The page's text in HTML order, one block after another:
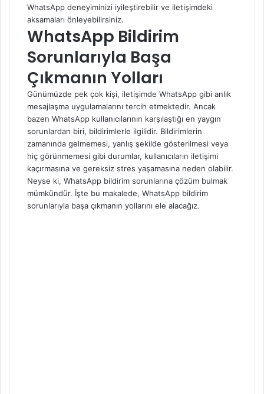
WhatsApp deneyiminizi iyileştirebilir ve iletişimdeki
aksamaları önleyebilirsiniz.
WhatsApp Bildirim
Sorunlarıyla Başa
Çıkmanın Yolları
Günümüzde pek çok kişi, iletişimde WhatsApp gibi anlık
mesajlaşma uygulamalarını tercih etmektedir. Ancak
bazen WhatsApp kullanıcılarının karşılaştığı en yaygın
sorunlardan biri, bildirimlerle ilgilidir. Bildirimlerin
zamanında gelmemesi, yanlış şekilde gösterilmesi veya
hiç görünmemesi gibi durumlar, kullanıcıların iletişimi
kaçırmasına ve gereksiz stres yaşamasına neden olabilir.
Neyse ki, WhatsApp bildirim sorunlarına çözüm bulmak
mümkündür. İşte bu makalede, WhatsApp bildirim
sorunlarıyla başa çıkmanın yollarını ele alacağız.